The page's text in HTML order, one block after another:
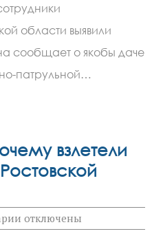
оказалась
ложной
области выявили
сообщает о якобы даче
патрульной…
взлетели
к
записи
отключены